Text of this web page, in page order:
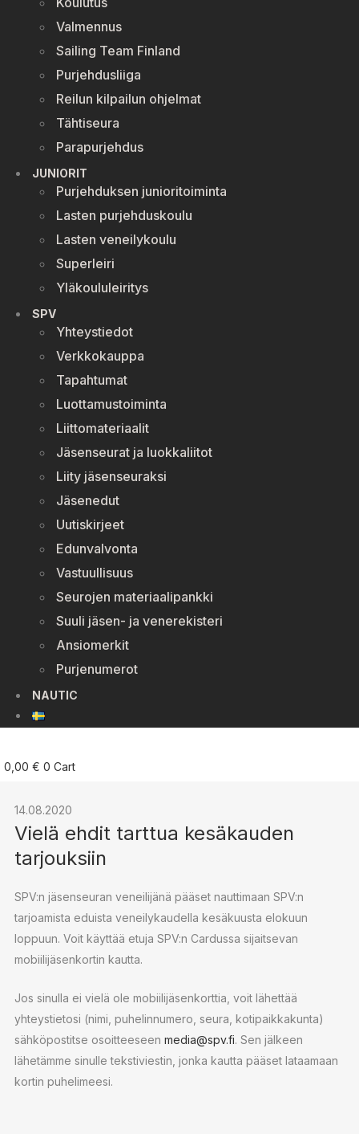
Valmennus
Sailing Team Finland
Purjehdusliiga
Reilun kilpailun ohjelmat
Tähtiseura
Parapurjehdus
JUNIORIT
Purjehduksen junioritoiminta
Lasten purjehduskoulu
Lasten veneilykoulu
Superleiri
Yläkoululeiritys
SPV
Yhteystiedot
Verkkokauppa
Tapahtumat
Luottamustoiminta
Liittomateriaalit
Jäsenseurat ja luokkaliitot
Liity jäsenseuraksi
Jäsenedut
Uutiskirjeet
Edunvalvonta
Vastuullisuus
Seurojen materiaalipankki
Suuli jäsen- ja venerekisteri
Ansiomerkit
Purjenumerot
NAUTIC
0,00 € 0 Cart
14.08.2020
Vielä ehdit tarttua kesäkauden
tarjouksiin
SPV:n jäsenseuran veneilijänä pääset nauttimaan SPV:n
tarjoamista eduista veneilykaudella kesäkuusta elokuun
loppuun. Voit käyttää etuja SPV:n Cardussa sijaitsevan
mobiilijäsenkortin kautta.
Jos sinulla ei vielä ole mobiilijäsenkorttia, voit lähettää
yhteystietosi (nimi, puhelinnumero, seura, kotipaikkakunta)
sähköpostitse osoitteeseen media@spv.fi. Sen jälkeen
lähetämme sinulle tekstiviestin, jonka kautta pääset lataamaan
kortin puhelimeesi.